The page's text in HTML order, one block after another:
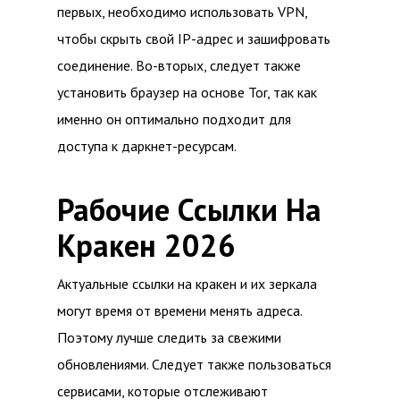
первых, необходимо использовать VPN,
чтобы скрыть свой IP-адрес и зашифровать
соединение. Во-вторых, следует также
установить браузер на основе Tor, так как
именно он оптимально подходит для
доступа к даркнет-ресурсам.
Рабочие Ссылки На
Кракен 2026
Актуальные ссылки на кракен и их зеркала
могут время от времени менять адреса.
Поэтому лучше следить за свежими
обновлениями. Следует также пользоваться
сервисами, которые отслеживают